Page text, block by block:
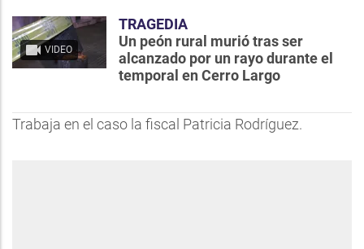
VIDEO
TRAGEDIA
Un peón rural murió tras ser
alcanzado por un rayo durante el
temporal en Cerro Largo
Trabaja en el caso la fiscal Patricia Rodríguez.